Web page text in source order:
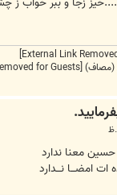
(مصاف) [External Link Removed for Guests]
حسین معنا ندارد
نـــدارد